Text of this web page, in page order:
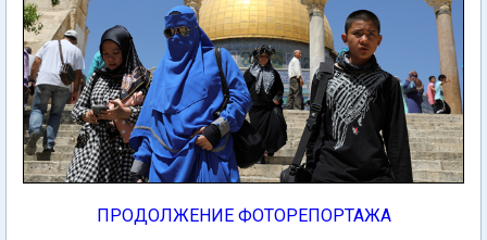
ПРОДОЛЖЕНИЕ ФОТОРЕПОРТАЖА